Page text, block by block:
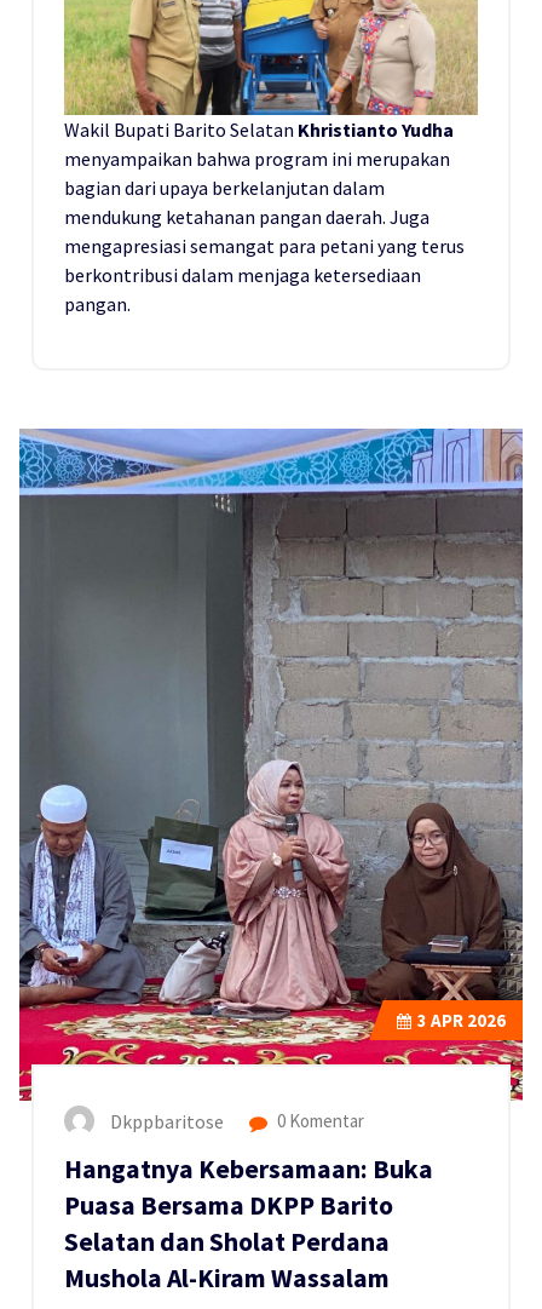
Wakil Bupati Barito Selatan Khristianto Yudha
menyampaikan bahwa program ini merupakan
bagian dari upaya berkelanjutan dalam
mendukung ketahanan pangan daerah. Juga
mengapresiasi semangat para petani yang terus
berkontribusi dalam menjaga ketersediaan
pangan.
3 APR 2026
Dkppbaritose 0 Komentar
Hangatnya Kebersamaan: Buka
Puasa Bersama DKPP Barito
Selatan dan Sholat Perdana
Mushola Al-Kiram Wassalam